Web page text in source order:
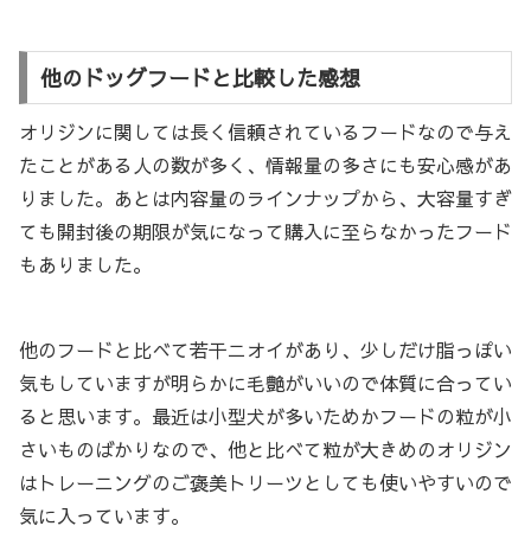
他のドッグフードと比較した感想
オリジンに関しては長く信頼されているフードなので与え
たことがある人の数が多く、情報量の多さにも安心感があ
りました。あとは内容量のラインナップから、大容量すぎ
ても開封後の期限が気になって購入に至らなかったフード
もありました。
他のフードと比べて若干ニオイがあり、少しだけ脂っぽい
気もしていますが明らかに毛艶がいいので体質に合ってい
ると思います。最近は小型犬が多いためかフードの粒が小
さいものばかりなので、他と比べて粒が大きめのオリジン
はトレーニングのご褒美トリーツとしても使いやすいので
気に入っています。